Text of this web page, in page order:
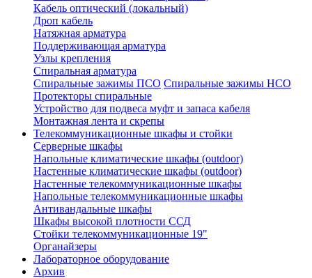
Кабель оптический (локальный)
Дроп кабель
Натяжная арматура
Поддерживающая арматура
Узлы крепления
Спиральная арматура
Спиральные зажимы ПСО Спиральные зажимы НСО
Протекторы спиральные
Устройство для подвеса муфт и запаса кабеля
Монтажная лента и скрепы
Телекоммуникационные шкафы и стойки
Серверные шкафы
Напольные климатические шкафы (outdoor)
Настенные климатические шкафы (outdoor)
Настенные телекоммуникационные шкафы
Напольные телекоммуникационные шкафы
Антивандальные шкафы
Шкафы высокой плотности ССД
Стойки телекоммуникационные 19"
Органайзеры
Лабораторное оборудование
Архив